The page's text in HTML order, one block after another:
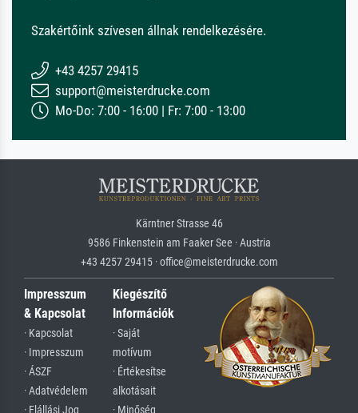
Szakértőink szívesen állnak rendelkezésére.
+43 4257 29415
support@meisterdrucke.com
Mo-Do: 7:00 - 16:00 | Fr: 7:00 - 13:00
Kärntner Strasse 46
9586 Finkenstein am Faaker See · Austria
+43 4257 29415 · office@meisterdrucke.com
Impresszum
& Kapcsolat
· Kapcsolat
· Impresszum
· ÁSZF
· Adatvédelem
Kiegészítő
Információk
· Saját
motívum
· Értékesítse
alkotásait